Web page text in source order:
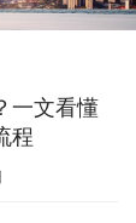
一文看懂
程